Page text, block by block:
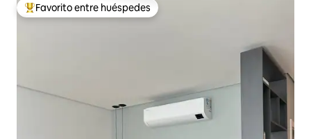
De los mejores en Favorito entre huéspedes
Favorito entre huéspedes